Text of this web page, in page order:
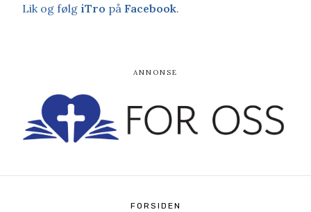
Lik og følg iTro på Facebook.
FORSIDEN